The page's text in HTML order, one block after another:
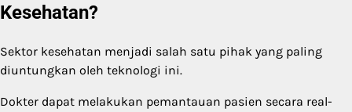
Kesehatan?
Sektor kesehatan menjadi salah satu pihak yang paling
diuntungkan oleh teknologi ini.
Dokter dapat melakukan pemantauan pasien secara real-